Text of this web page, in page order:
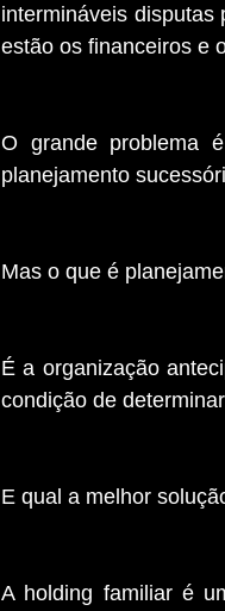
intermináveis disputas
estão os financeiros e
O grande problema
planejamento
Mas o que é
É a organização
condição de
E qual a melhor
A holding familiar é